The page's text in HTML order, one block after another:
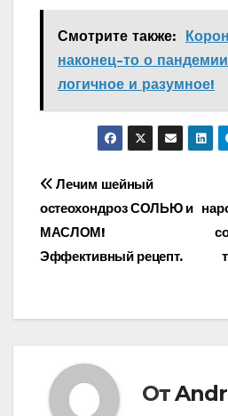
Смотрите также:
наконец-то о
логичное и разумное!
Навигация
по
записям
Лечим шейный
остеохондроз СОЛЬЮ и
МАСЛОМ!
Эффективный рецепт.
От